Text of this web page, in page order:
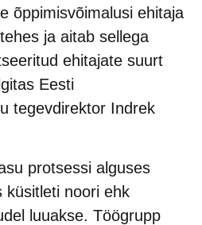
õppimisvõimalusi ehitaja
ja aitab sellega
ehitajate suurt
Eesti
tegevdirektor Indrek
protsessi alguses
küsitleti noori ehk
luuakse. Töögrupp